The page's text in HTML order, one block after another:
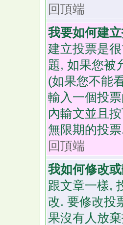
回頂端
我要如何建
建立投票是
題, 如果您被
(如果您不能
輸入一個投
內輸文並且
無限期的投
回頂端
我如何修改
跟文章一樣,
改. 要修改投
果沒有人放